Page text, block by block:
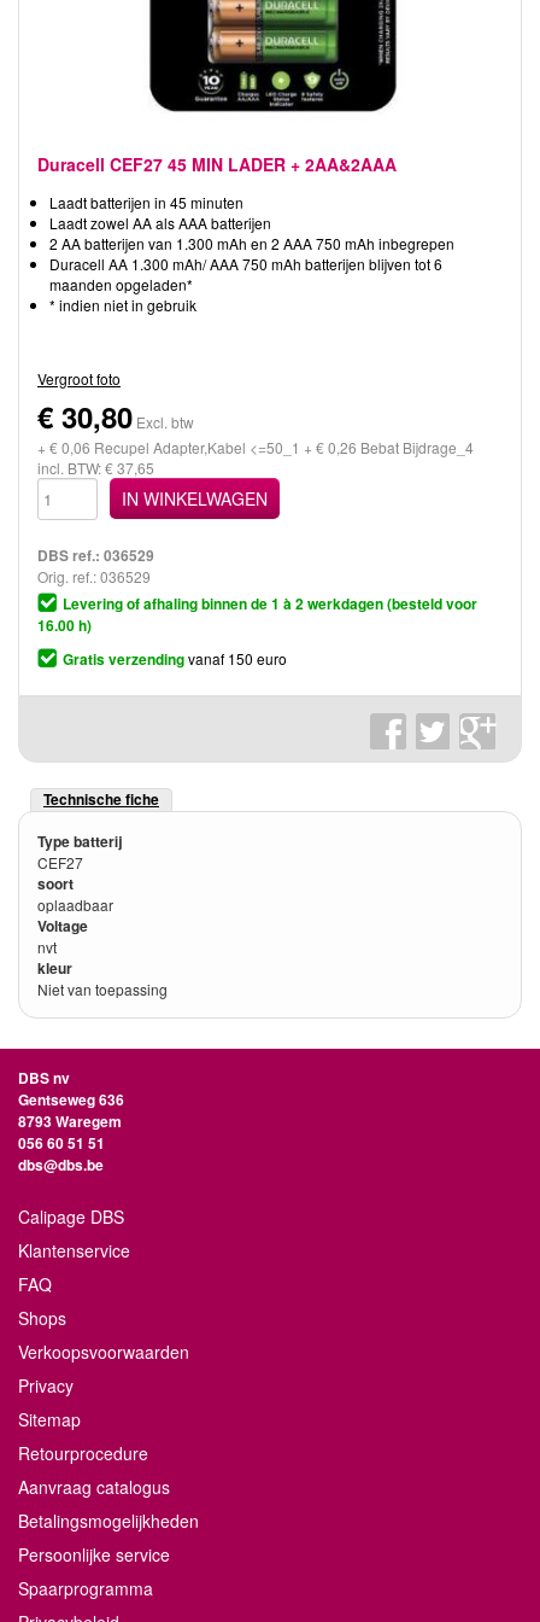
Duracell CEF27 45 MIN LADER + 2AA&2AAA
Laadt batterijen in 45 minuten
Laadt zowel AA als AAA batterijen
2 AA batterijen van 1.300 mAh en 2 AAA 750 mAh inbegrepen
Duracell AA 1.300 mAh/ AAA 750 mAh batterijen blijven tot 6
maanden opgeladen*
* indien niet in gebruik
Vergroot foto
€ 30,80 Excl. btw
+ € 0,06 Recupel Adapter,Kabel <=50_1 + € 0,26 Bebat Bijdrage_4
incl. BTW: € 37,65
IN WINKELWAGEN
DBS ref.: 036529
Orig. ref.: 036529
Levering of afhaling binnen de 1 à 2 werkdagen (besteld voor
16.00 h)
Gratis verzendingvanaf 150 euro
Technische fiche
Type batterij
CEF27
soort
oplaadbaar
Voltage
nvt
kleur
Niet van toepassing
DBS nv
Gentseweg 636
8793 Waregem
056 60 51 51
dbs@dbs.be
Calipage DBS
Klantenservice
FAQ
Shops
Verkoopsvoorwaarden
Privacy
Sitemap
Retourprocedure
Aanvraag catalogus
Betalingsmogelijkheden
Persoonlijke service
Spaarprogramma